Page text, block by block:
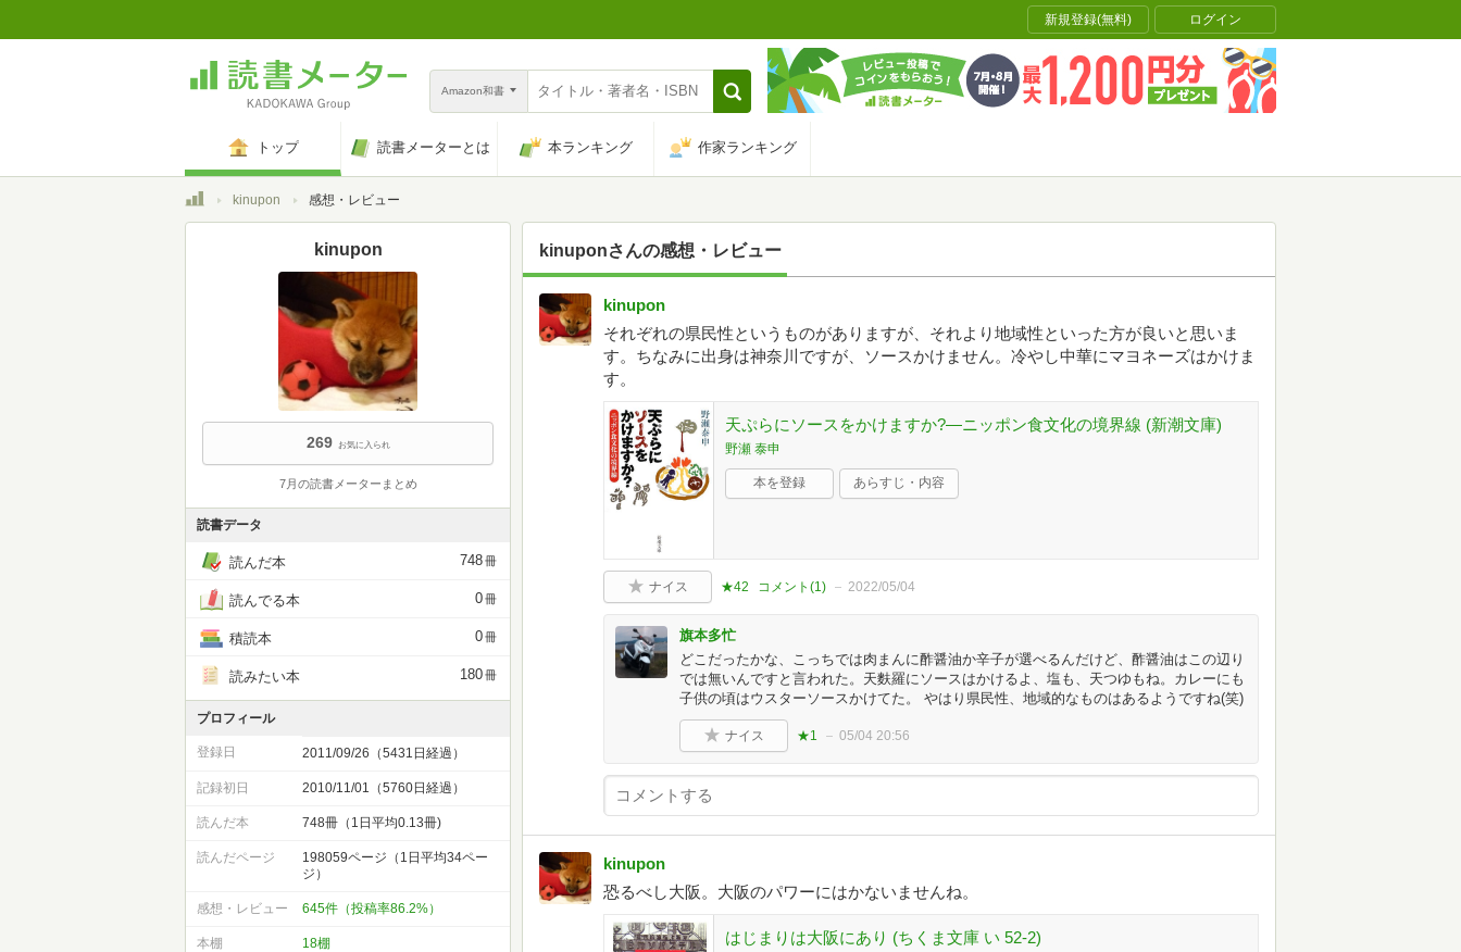
新規登録(無料) ログイン
Amazon和書
トップ 読書メーターとは 本ランキング 作家ランキング
トップkinupon 感想・レビュー
kinuponさんの感想・レビュー
kinupon
それぞれの県民性というものがありますが、それより地域性といった方が良いと思いま
す。ちなみに出身は神奈川ですが、ソースかけません。冷やし中華にマヨネーズはかけま
す。
天ぷらにソースをかけますか?―ニッポン食文化の境界線 (新潮文庫)
野瀬 泰申
本を登録 あらすじ・内容
ナイス ★42 コメント(1) 2022/05/04
旗本多忙
どこだったかな、こっちでは肉まんに酢醤油か辛子が選べるんだけど、酢醤油はこの辺り
では無いんですと言われた。天麩羅にソースはかけるよ、塩も、天つゆもね。カレーにも
子供の頃はウスターソースかけてた。 やはり県民性、地域的なものはあるようですね(笑)
ナイス ★1 05/04 20:56
kinupon
恐るべし大阪。大阪のパワーにはかないませんね。
はじまりは大阪にあり (ちくま文庫 い 52-2)
kinupon
269 お気に入られ
7月の読書メーターまとめ
読書データ
読んだ本 748冊
読んでる本 0冊
積読本 0冊
読みたい本 180冊
プロフィール
登録日 2011/09/26（5431日経過）
記録初日 2010/11/01（5760日経過）
読んだ本 748冊（1日平均0.13冊)
読んだページ
198059ページ（1日平均34ペー
ジ）
感想・レビュー 645件（投稿率86.2%）
本棚 18棚